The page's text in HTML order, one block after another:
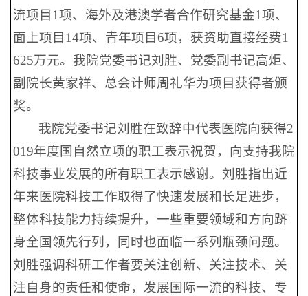
流项目1项、海外及港澳学者合作研究基金1项、
面上项目14项、青年项目6项，获资助直接经费1
625万元。我院党委书记刘胜、党委副书记高炬、
副院长黄家祥、总会计师周礼华为项目获得者颁
奖。
我院党委书记刘胜在致辞中代表医院向获得2
019年度国自然立项的职工表示祝贺，向支持我院
科技事业发展的所有职工表示感谢。刘胜指出近
年来医院科技工作取得了快速发展和长足进步，
整体科技能力持续提升，一些重要领域和方向跻
身全国领先行列，同时也面临一系列瓶颈问题。
刘胜强调科研工作者要关注创新、关注技术、关
注自身的责任和使命，发展国际一流的科技、专